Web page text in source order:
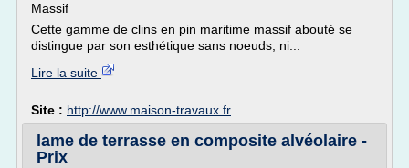
Massif
Cette gamme de clins en pin maritime massif abouté se
distingue par son esthétique sans noeuds, ni...
Lire la suite
Site : http://www.maison-travaux.fr
lame de terrasse en composite alvéolaire -
Prix